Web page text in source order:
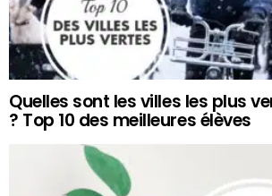
Quelles sont les villes les plus
? Top 10 des meilleures élèves